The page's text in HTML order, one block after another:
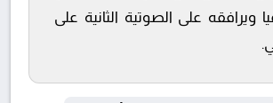
ويرافقه على الصوتية الثانية على